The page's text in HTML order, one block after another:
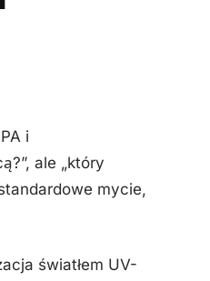
i
ale „który
mycie,
światłem UV-